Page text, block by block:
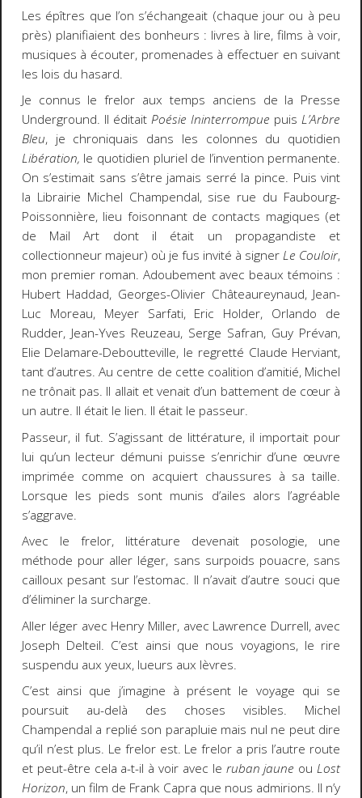
Les épîtres que l’on s’échangeait (chaque jour ou à peu
près) planifiaient des bonheurs : livres à lire, films à voir,
musiques à écouter, promenades à effectuer en suivant
les lois du hasard.
Je connus le frelor aux temps anciens de la Presse
Underground. Il éditait Poésie Ininterrompue puisL’Arbre
Bleu, je chroniquais dans les colonnes du quotidien
Libération, le quotidien pluriel de l’invention permanente.
On s’estimait sans s’être jamais serré la pince. Puis vint
la Librairie Michel Champendal, sise rue du Faubourg-
Poissonnière, lieu foisonnant de contacts magiques (et
de Mail Art dont il était un propagandiste et
collectionneur majeur) où je fus invité à signerLe Couloir,
mon premier roman. Adoubement avec beaux témoins :
Hubert Haddad, Georges-Olivier Châteaureynaud, Jean-
Luc Moreau, Meyer Sarfati, Eric Holder, Orlando de
Rudder, Jean-Yves Reuzeau, Serge Safran, Guy Prévan,
Elie Delamare-Deboutteville, le regretté Claude Herviant,
tant d’autres. Au centre de cette coalition d’amitié, Michel
ne trônait pas. Il allait et venait d’un battement de cœur à
un autre. Il était le lien. Il était le passeur.
Passeur, il fut. S’agissant de littérature, il importait pour
lui qu’un lecteur démuni puisse s’enrichir d’une œuvre
imprimée comme on acquiert chaussures à sa taille.
Lorsque les pieds sont munis d’ailes alors l’agréable
s’aggrave.
Avec le frelor, littérature devenait posologie, une
méthode pour aller léger, sans surpoids pouacre, sans
cailloux pesant sur l’estomac. Il n’avait d’autre souci que
d’éliminer la surcharge.
Aller léger avec Henry Miller, avec Lawrence Durrell, avec
Joseph Delteil. C’est ainsi que nous voyagions, le rire
suspendu aux yeux, lueurs aux lèvres.
C’est ainsi que j’imagine à présent le voyage qui se
poursuit au-delà des choses visibles. Michel
Champendal a replié son parapluie mais nul ne peut dire
qu’il n’est plus. Le frelor est. Le frelor a pris l’autre route
et peut-être cela a-t-il à voir avec le ruban jaune ouLost
Horizon, un film de Frank Capra que nous admirions. Il n’y